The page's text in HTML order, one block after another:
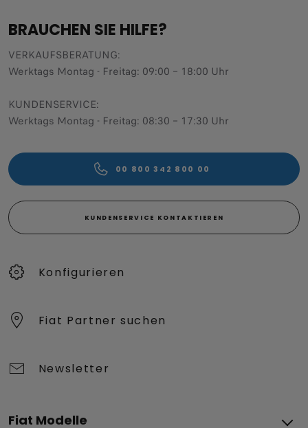
BRAUCHEN SIE HILFE?
VERKAUFSBERATUNG​:
Werktags Montag - Freitag: 09:00 – 18:00 Uhr
KUNDENSERVICE:
Werktags Montag - Freitag: 08:30 – 17:30 Uhr
00 800 342 800 00
KUNDENSERVICE KONTAKTIEREN
Konfigurieren​
Fiat Partner suchen
Newsletter
Fiat Modelle